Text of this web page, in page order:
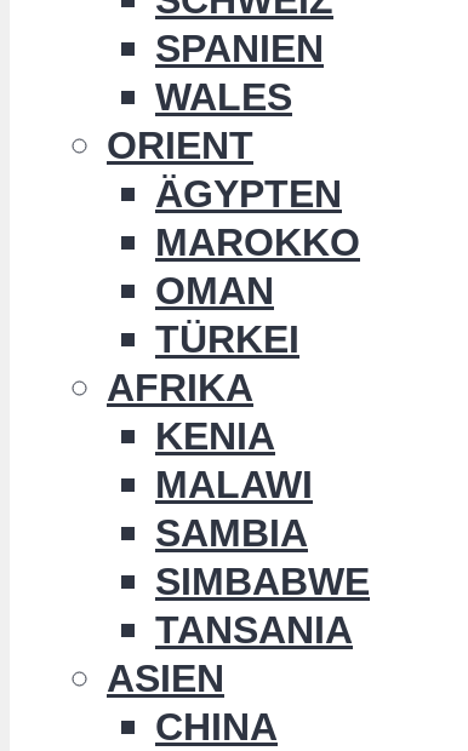
SPANIEN
WALES
ORIENT
ÄGYPTEN
MAROKKO
OMAN
TÜRKEI
AFRIKA
KENIA
MALAWI
SAMBIA
SIMBABWE
TANSANIA
ASIEN
CHINA